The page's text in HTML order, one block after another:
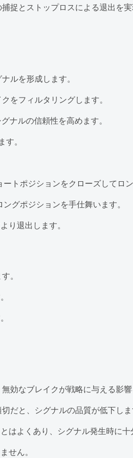
捉とストップロスによる退出を実
ルを形成します。
をフィルタリングします。
ナルの信頼性を高めます。
。
トポジションをクローズしてロン
グポジションを手仕舞います。
り退出します。
。
なブレイクが戦略に与える影響
だと、シグナルの品質が低下しま
よくあり、シグナル発生時に十
せん。